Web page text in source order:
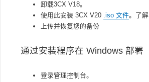
卸载3CX V18。
使用此安装 3CX V20 .iso 文件。了解
上传并恢复您的备份
通过安装程序在 Windows 部署
登录管理控制台。